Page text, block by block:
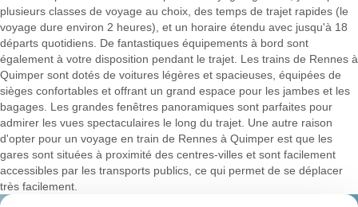
plusieurs classes de voyage au choix, des temps de trajet rapides (le
voyage dure environ 2 heures), et un horaire étendu avec jusqu'à 18
départs quotidiens. De fantastiques équipements à bord sont
également à votre disposition pendant le trajet. Les trains de Rennes à
Quimper sont dotés de voitures légères et spacieuses, équipées de
sièges confortables et offrant un grand espace pour les jambes et les
bagages. Les grandes fenêtres panoramiques sont parfaites pour
admirer les vues spectaculaires le long du trajet. Une autre raison
d'opter pour un voyage en train de Rennes à Quimper est que les
gares sont situées à proximité des centres-villes et sont facilement
accessibles par les transports publics, ce qui permet de se déplacer
très facilement.